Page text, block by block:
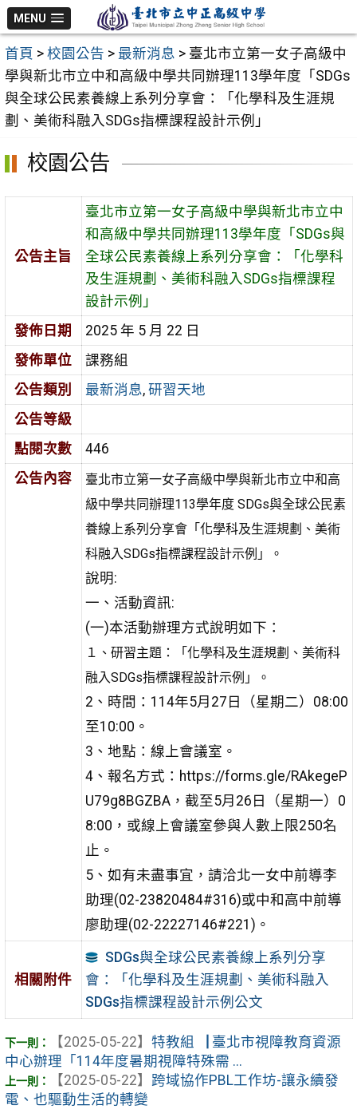
跳
至
主
要
內
容
MENU
首頁 > 校園公告 > 最新消息 > 臺北市立第一女子高級中
學與新北市立中和高級中學共同辦理113學年度「SDGs
與全球公民素養線上系列分享會：「化學科及生涯規
劃、美術科融入SDGs指標課程設計示例」
校園公告
公告主旨
臺北市立第一女子高級中學與新北市立中
和高級中學共同辦理113學年度「SDGs與
全球公民素養線上系列分享會：「化學科
及生涯規劃、美術科融入SDGs指標課程
設計示例」
發佈日期
2025 年 5 月 22 日
發佈單位
課務組
公告類別
最新消息, 研習天地
公告等級
點閱次數
446
公告內容
臺北市立第一女子高級中學與新北市立中和高
級中學共同辦理113學年度 SDGs與全球公民素
養線上系列分享會「化學科及生涯規劃、美術
科融入SDGs指標課程設計示例」。
說明:
一、活動資訊:
(一)本活動辦理方式說明如下：
１、研習主題：「化學科及生涯規劃、美術科
融入SDGs指標課程設計示例」。
2、時間：114年5月27日（星期二）08:00
至10:00。
3、地點：線上會議室。
4、報名方式：https://forms.gle/RAkegeP
U79g8BGZBA，截至5月26日（星期一）0
8:00，或線上會議室參與人數上限250名
止。
5、如有未盡事宜，請洽北一女中前導李
助理(02-23820484#316)或中和高中前導
廖助理(02-22227146#221)。
相關附件
SDGs與全球公民素養線上系列分享
會：「化學科及生涯規劃、美術科融入
SDGs指標課程設計示例公文
【2025-05-22】 特教組▕ 臺北市視障教育資源
中心辦理「114年度暑期視障特殊需 ...
【2025-05-22】 跨域協作PBL工作坊-讓永續發
電、也驅動生活的轉變